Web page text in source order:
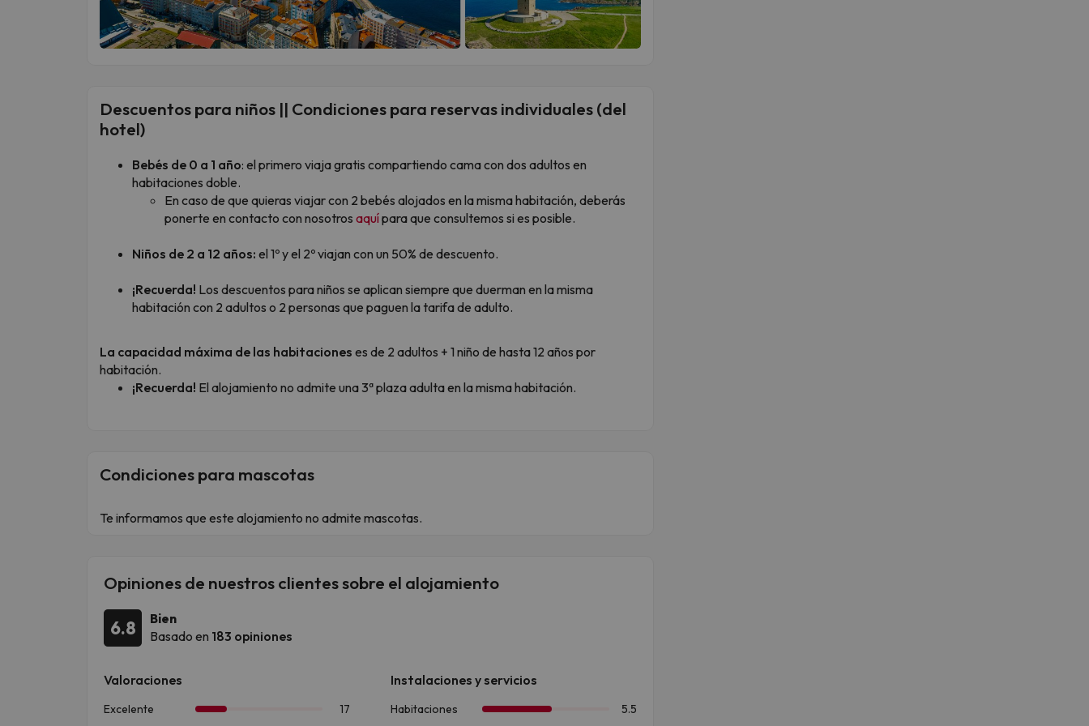
Descuentos para niños || Condiciones para reservas individuales (del
hotel)
Bebés de 0 a 1 año: el primero viaja gratis compartiendo cama con dos adultos en
habitaciones doble.
En caso de que quieras viajar con 2 bebés alojados en la misma habitación, deberás
ponerte en contacto con nosotros aquípara que consultemos si es posible.
Niños de 2 a 12 años: el 1º y el 2º viajan con un 50% de descuento.
¡Recuerda! Los descuentos para niños se aplican siempre que duerman en la misma
habitación con 2 adultos o 2 personas que paguen la tarifa de adulto.
La capacidad máxima de las habitaciones es de 2 adultos + 1 niño de hasta 12 años por
habitación.
¡Recuerda! El alojamiento no admite una 3ª plaza adulta en la misma habitación.
Condiciones para mascotas
Te informamos que este alojamiento no admite mascotas.
Opiniones de nuestros clientes sobre el alojamiento
6.8
Bien
Basado en 183 opiniones